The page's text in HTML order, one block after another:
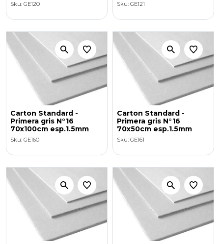
Sku: GE120 Sku: GE121
Carton Standard -
Primera gris N°16
70x100cm esp.1.5mm
Sku: GE160
Carton Standard -
Primera gris N°16
70x50cm esp.1.5mm
Sku: GE161